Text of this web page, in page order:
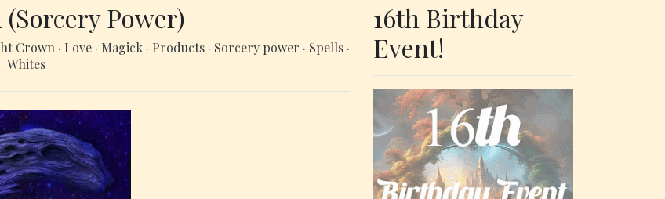
Power)
Crown · Love · Magick · Products · Sorcery power · Spells ·
Whites
16th Birthday
Event!